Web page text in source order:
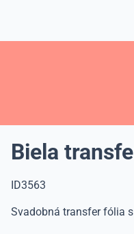
Biela
ID3563
Svadobná transfer fólia